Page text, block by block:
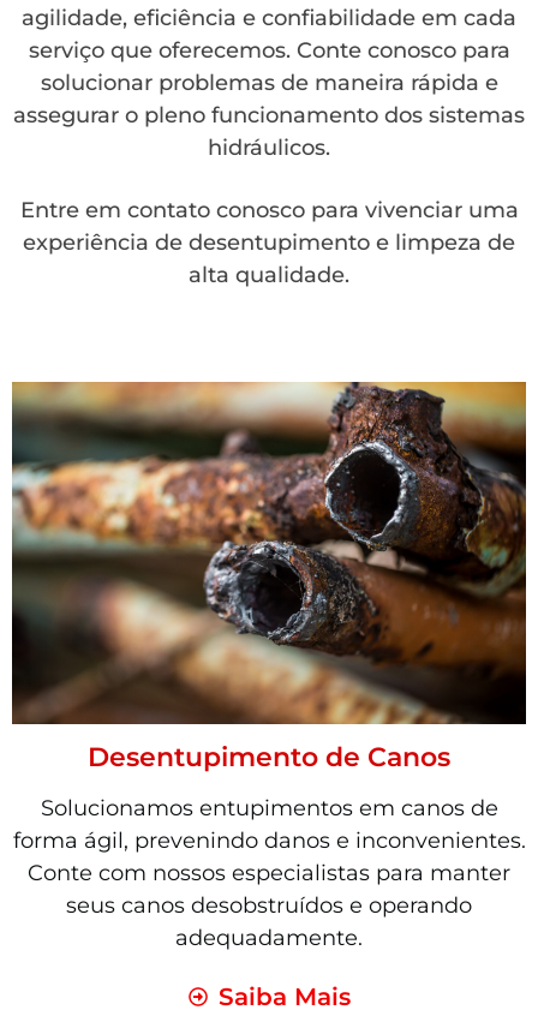
agilidade, eficiência e confiabilidade em cada
serviço que oferecemos. Conte conosco para
solucionar problemas de maneira rápida e
assegurar o pleno funcionamento dos sistemas
hidráulicos.
Entre em contato conosco para vivenciar uma
experiência de desentupimento e limpeza de
alta qualidade.
Desentupimento de Canos
Solucionamos entupimentos em canos de
forma ágil, prevenindo danos e inconvenientes.
Conte com nossos especialistas para manter
seus canos desobstruídos e operando
adequadamente.
Saiba Mais